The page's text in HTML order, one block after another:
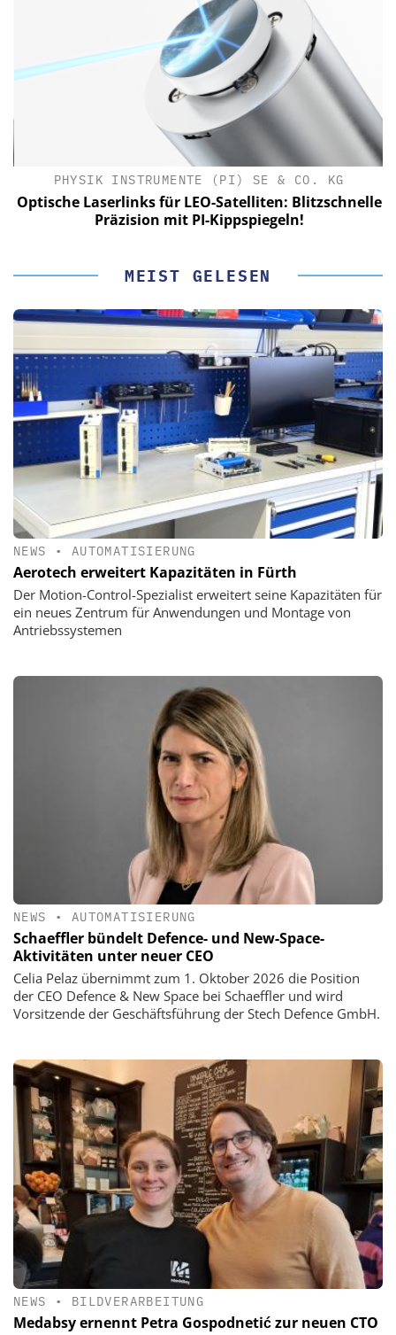
PHYSIK INSTRUMENTE (PI) SE & CO. KG
Optische Laserlinks für LEO-Satelliten: Blitzschnelle
Präzision mit PI-Kippspiegeln!
MEIST GELESEN
NEWS • AUTOMATISIERUNG
Aerotech erweitert Kapazitäten in Fürth
Der Motion-Control-Spezialist erweitert seine Kapazitäten für
ein neues Zentrum für Anwendungen und Montage von
Antriebssystemen
NEWS • AUTOMATISIERUNG
Schaeffler bündelt Defence- und New-Space-
Aktivitäten unter neuer CEO
Celia Pelaz übernimmt zum 1. Oktober 2026 die Position
der CEO Defence & New Space bei Schaeffler und wird
Vorsitzende der Geschäftsführung der Stech Defence GmbH.
NEWS • BILDVERARBEITUNG
Medabsy ernennt Petra Gospodnetić zur neuen CTO